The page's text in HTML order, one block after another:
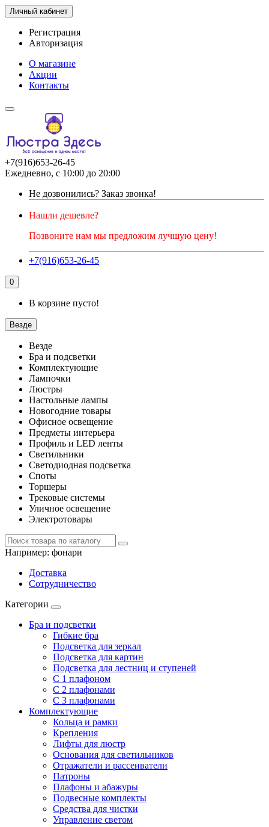
Личный кабинет
Регистрация
Авторизация
О магазине
Акции
Контакты
+7(916)653-26-45
Ежедневно, с 10:00 до 20:00
Не дозвонились? Заказ звонка!
Нашли дешевле?
Позвоните нам мы предложим лучшую цену!
+7(916)653-26-45
0
В корзине пусто!
Везде
Везде
Бра и подсветки
Комплектующие
Лампочки
Люстры
Настольные лампы
Новогодние товары
Офисное освещение
Предметы интерьера
Профиль и LED ленты
Светильники
Светодиодная подсветка
Споты
Торшеры
Трековые системы
Уличное освещение
Электротовары
Например: фонари
Доставка
Сотрудничество
Категории
Бра и подсветки
Гибкие бра
Подсветка для зеркал
Подсветка для картин
Подсветка для лестниц и ступеней
С 1 плафоном
С 2 плафонами
С 3 плафонами
Комплектующие
Кольца и рамки
Крепления
Лифты для люстр
Основания для светильников
Отражатели и рассеиватели
Патроны
Плафоны и абажуры
Подвесные комплекты
Средства для чистки
Управление светом